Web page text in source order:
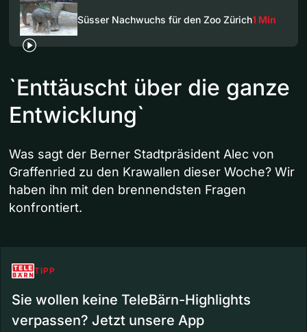
Süsser Nachwuchs für den Zoo Zürich1 Min
`Enttäuscht über die ganze
Entwicklung`
Was sagt der Berner Stadtpräsident Alec von
Graffenried zu den Krawallen dieser Woche? Wir
haben ihn mit den brennendsten Fragen
konfrontiert.
TIPP
Sie wollen keine TeleBärn-Highlights
verpassen? Jetzt unsere App